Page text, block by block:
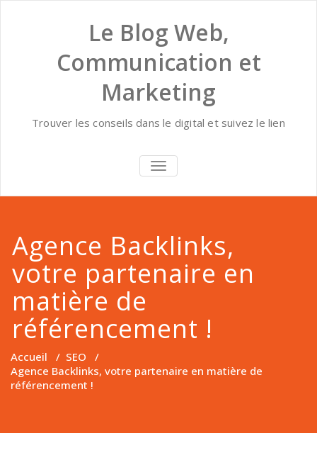
Le Blog Web,
Communication et
Marketing
Trouver les conseils dans le digital et suivez le lien
AFFICHER/MASQUER
LA
Agence Backlinks,
votre partenaire en
matière de
référencement !
Accueil / SEO /
Agence Backlinks, votre partenaire en matière de
référencement !